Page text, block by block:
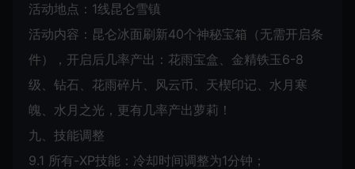
活动地点：1线昆仑雪镇
活动内容：昆仑冰面刷新40个神秘宝箱（无需开启条
件），开启后几率产出：花雨宝盒、金精铁玉6-8
级、钻石、花雨碎片、风云币、天楔印记、水月寒
魄、水月之光，更有几率产出萝莉！
九、技能调整
9.1 所有-XP技能：冷却时间调整为1分钟；